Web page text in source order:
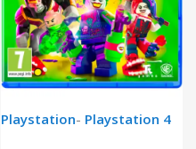
Playstation- Playstation 4